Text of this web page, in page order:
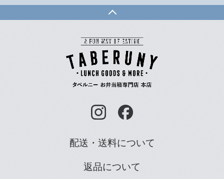
配送・送料について
返品について